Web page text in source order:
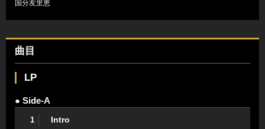
国分友里恵
曲目
LP
● Side-A
1 Intro